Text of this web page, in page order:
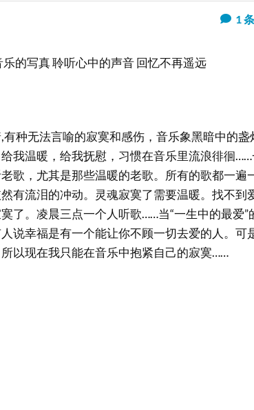
1
的写真 聆听心中的声音 回忆不再遥远
种无法言喻的寂寞和感伤，音乐象黑暗中的盏
我温暖，给我抚慰，习惯在音乐里流浪徘徊……
歌，尤其是那些温暖的老歌。所有的歌都一遍
有流泪的冲动。灵魂寂寞了需要温暖。找不到
了。凌晨三点一个人听歌……当“一生中的最爱”
说幸福是有一个能让你不顾一切去爱的人。可
以现在我只能在音乐中抱紧自己的寂寞……